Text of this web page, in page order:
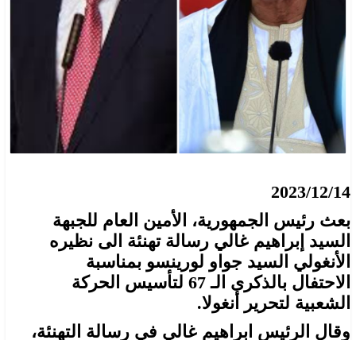
2023/12/14
بعث رئيس الجمهورية، الأمين العام للجبهة
السيد إبراهيم غالي رسالة تهنئة الى نظيره
الأنغولي السيد جواو لورينسو بمناسبة
الاحتفال بالذكرى الـ 67 لتأسيس الحركة
الشعبية لتحرير أنغولا.
وقال الرئيس ابراهيم غالي في رسالة التهنئة،